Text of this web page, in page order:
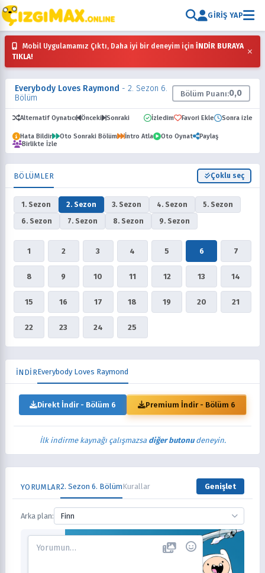
GIRIŞ YAP
Mobil Uygulamamız Çıktı, Daha iyi bir deneyim için İNDİR BURAYA
TIKLA!
×
Everybody Loves Raymond - 2. Sezon 6.
Bölüm
Bölüm Puanı:0,0
Alternatif Oynatıcı Önceki Sonraki İzledim Favori Ekle Sonra izle
Hata Bildir Oto Sonraki Bölüm İntro Atla Oto Oynat
Paylaş
Birlikte İzle
BÖLÜMLER Çoklu seç
1. Sezon 2. Sezon 3. Sezon 4. Sezon
5. Sezon
6. Sezon
7. Sezon 8. Sezon 9. Sezon
1 2 3 4 5 6 7
8 9 10 11 12 13 14
15 16 17 18 19 20 21
22 23 24 25
İNDİREverybody Loves Raymond
Direkt İndir - Bölüm 6 Premium İndir - Bölüm 6
İlk indirme kaynağı çalışmazsa diğer butonudeneyin.
YORUMLAR2. Sezon 6. BölümKurallar Genişlet
Arka plan: Finn